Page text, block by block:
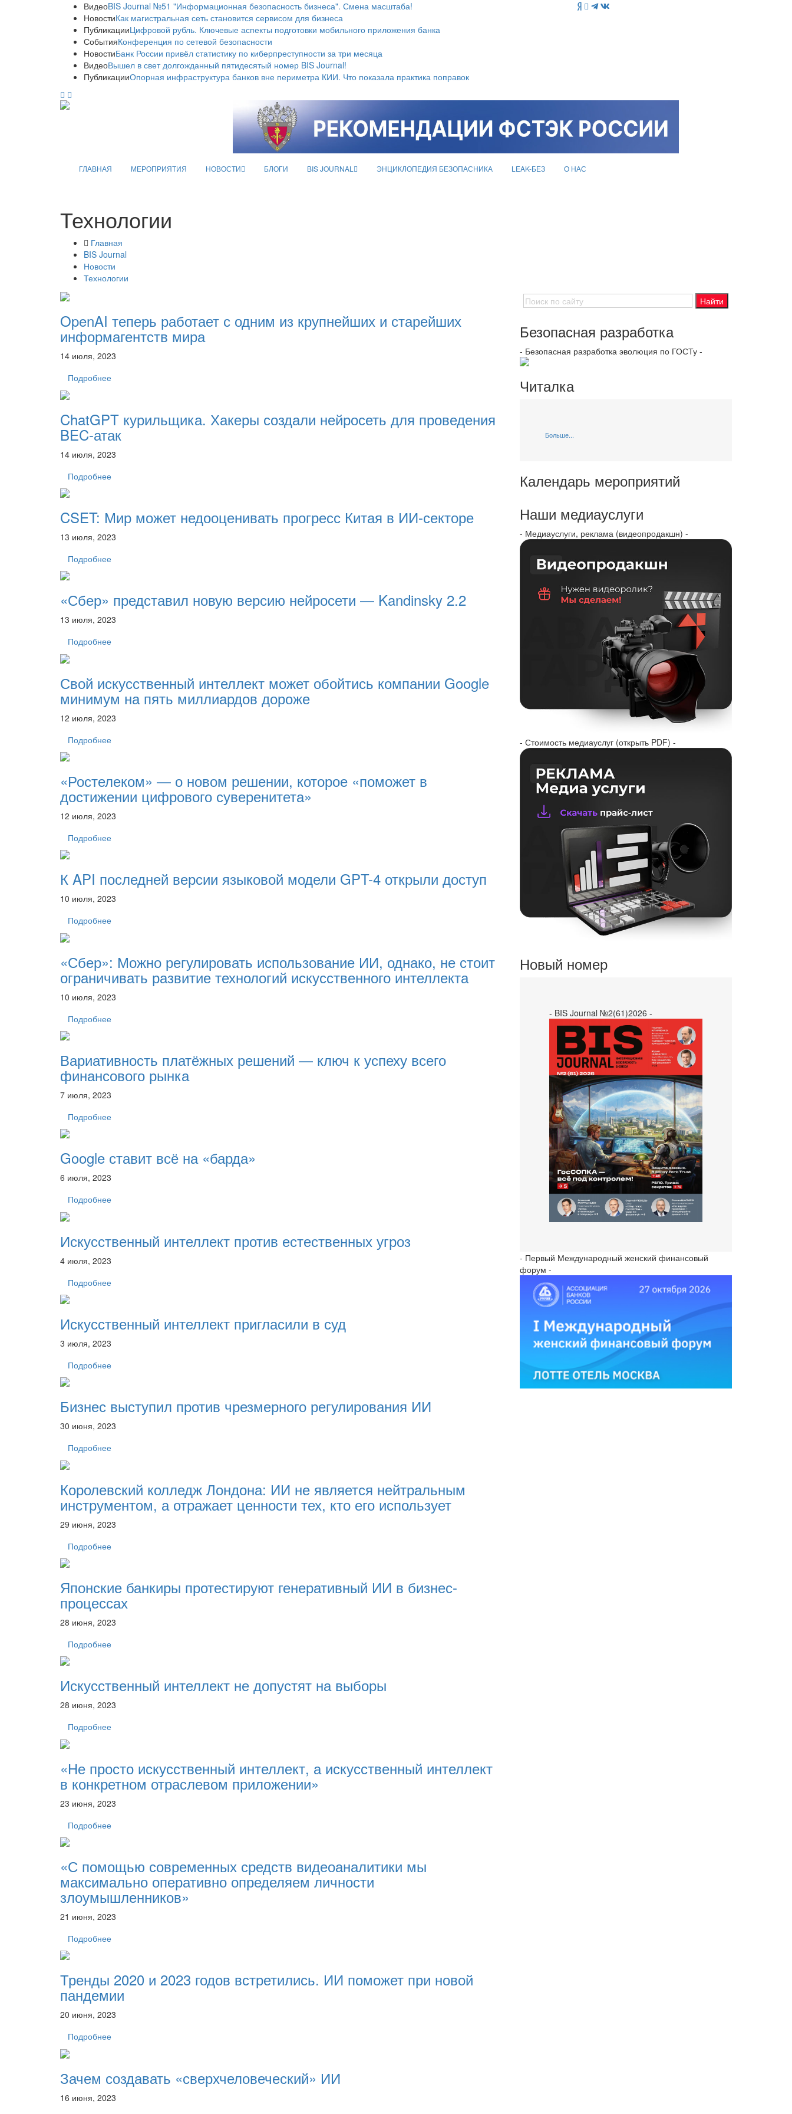
ВидеоBIS Journal №51 "Информационная безопасность бизнеса". Смена масштаба!
НовостиКак магистральная сеть становится сервисом для бизнеса
ПубликацииЦифровой рубль. Ключевые аспекты подготовки мобильного приложения банка
СобытияКонференция по сетевой безопасности
НовостиБанк России привёл статистику по киберпреступности за три месяца
ВидеоВышел в свет долгожданный пятидесятый номер BIS Journal!
ПубликацииОпорная инфраструктура банков вне периметра КИИ. Что показала практика поправок
ГЛАВНАЯ МЕРОПРИЯТИЯ НОВОСТИ БЛОГИ BIS JOURNAL ЭНЦИКЛОПЕДИЯ БЕЗОПАСНИКА LEAK-БЕЗ О НАС
Технологии
Главная
BIS Journal
Новости
Технологии
OpenAI теперь работает с одним из крупнейших и старейших
информагентств мира
14 июля, 2023
Подробнее
ChatGPT курильщика. Хакеры создали нейросеть для проведения
BEC-атак
14 июля, 2023
Подробнее
CSET: Мир может недооценивать прогресс Китая в ИИ-секторе
13 июля, 2023
Подробнее
«Сбер» представил новую версию нейросети — Kandinsky 2.2
13 июля, 2023
Подробнее
Свой искусственный интеллект может обойтись компании Google
минимум на пять миллиардов дороже
12 июля, 2023
Подробнее
«Ростелеком» — о новом решении, которое «поможет в
достижении цифрового суверенитета»
12 июля, 2023
Подробнее
К API последней версии языковой модели GPT-4 открыли доступ
10 июля, 2023
Подробнее
«Сбер»: Можно регулировать использование ИИ, однако, не стоит
ограничивать развитие технологий искусственного интеллекта
10 июля, 2023
Подробнее
Вариативность платёжных решений — ключ к успеху всего
финансового рынка
7 июля, 2023
Подробнее
Google ставит всё на «барда»
6 июля, 2023
Подробнее
Искусственный интеллект против естественных угроз
4 июля, 2023
Подробнее
Искусственный интеллект пригласили в суд
3 июля, 2023
Подробнее
Бизнес выступил против чрезмерного регулирования ИИ
30 июня, 2023
Подробнее
Королевский колледж Лондона: ИИ не является нейтральным
инструментом, а отражает ценности тех, кто его использует
29 июня, 2023
Подробнее
Японские банкиры протестируют генеративный ИИ в бизнес-
процессах
28 июня, 2023
Подробнее
Искусственный интеллект не допустят на выборы
28 июня, 2023
Подробнее
«Не просто искусственный интеллект, а искусственный интеллект
в конкретном отраслевом приложении»
23 июня, 2023
Подробнее
«С помощью современных средств видеоаналитики мы
максимально оперативно определяем личности
злоумышленников»
21 июня, 2023
Подробнее
Тренды 2020 и 2023 годов встретились. ИИ поможет при новой
пандемии
20 июня, 2023
Подробнее
Зачем создавать «сверхчеловеческий» ИИ
16 июня, 2023
Безопасная разработка
- Безопасная разработка эволюция по ГОСТу -
Читалка
Больше...
Календарь мероприятий
Наши медиауслуги
- Медиауслуги, реклама (видеопродакшн) -
- Стоимость медиауслуг (открыть PDF) -
Новый номер
- BIS Journal №2(61)2026 -
- Первый Международный женский финансовый
форум -